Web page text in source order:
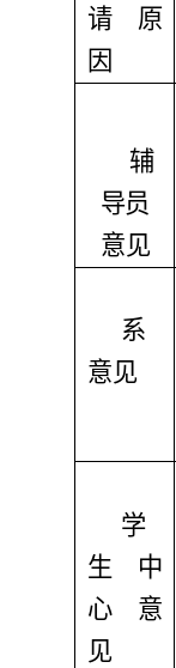
请原
因
辅
导员
意见
系
意见
学
生中
心意
见